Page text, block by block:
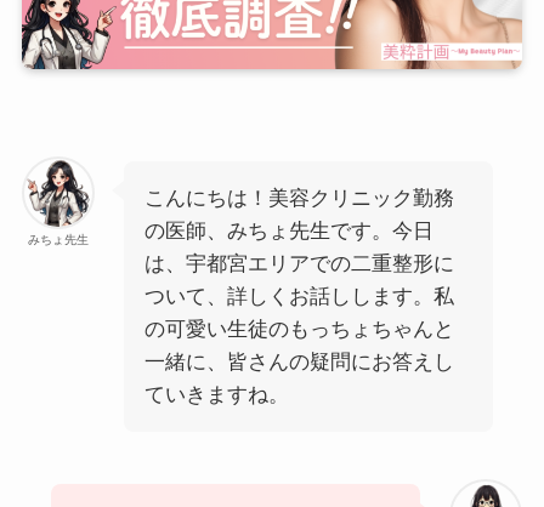
みちょ先生
こんにちは！美容クリニック勤務
の医師、みちょ先生です。今日
は、宇都宮エリアでの二重整形に
ついて、詳しくお話しします。私
の可愛い生徒のもっちょちゃんと
一緒に、皆さんの疑問にお答えし
ていきますね。